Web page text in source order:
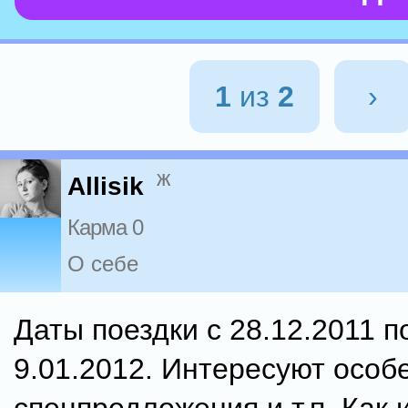
1 из 2 ›
Allisik ж
Карма 0
О себе
Даты поездки с 28.12.2011
9.01.2012. Интересуют